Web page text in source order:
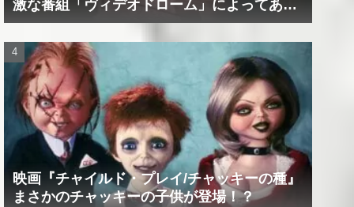
激な番組「ヴィデオドローム」によってあな
たの精神は蝕まれる！
映画『チャイルド・プレイ/チャッキーの種』
まさかのチャッキーの子供が登場！？